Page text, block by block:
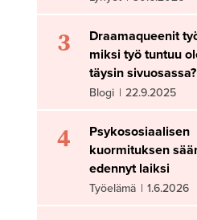
3
Draamaqueenit
miksi työ tuntuu
täysin sivuosassa?
Blogi | 22.9.2025
4
Psykososiaalisen
kuormituksen
edennyt laiksi
Työelämä | 1.6.2026